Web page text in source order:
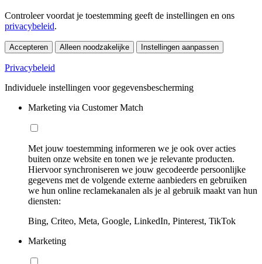
Controleer voordat je toestemming geeft de instellingen en ons
privacybeleid.
Accepteren Alleen noodzakelijke Instellingen aanpassen
Privacybeleid
Individuele instellingen voor gegevensbescherming
Marketing via Customer Match
Met jouw toestemming informeren we je ook over acties
buiten onze website en tonen we je relevante producten.
Hiervoor synchroniseren we jouw gecodeerde persoonlijke
gegevens met de volgende externe aanbieders en gebruiken
we hun online reclamekanalen als je al gebruik maakt van hun
diensten:
Bing, Criteo, Meta, Google, LinkedIn, Pinterest, TikTok
Marketing